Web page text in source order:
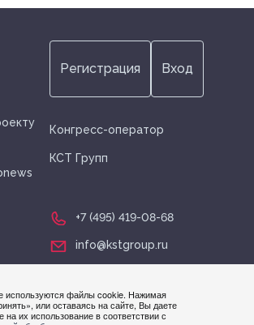
используются файлы cookie. Нажимая
или оставаясь на сайте, Вы даете
на их использование в соответствии с
партнеры
Запись трансляции
Конгресс-оператор
КСТ Групп
+7 (495) 419-08-68
info@kstgroup.ru
Регистрация Вход